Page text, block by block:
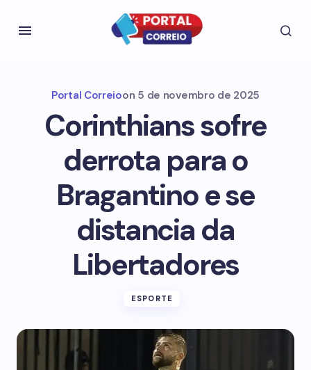
Portal Correioon 5 de novembro de 2025
Corinthians sofre
derrota para o
Bragantino e se
distancia da
Libertadores
ESPORTE